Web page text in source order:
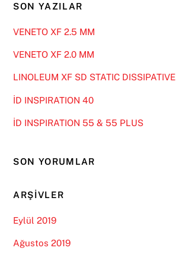
SON YAZILAR
VENETO XF 2.5 MM
VENETO XF 2.0 MM
LINOLEUM XF SD STATIC DISSIPATIVE
İD INSPIRATION 40
İD INSPIRATION 55 & 55 PLUS
SON YORUMLAR
ARŞIVLER
Eylül 2019
Ağustos 2019